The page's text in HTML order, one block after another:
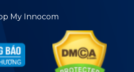
My Innocom